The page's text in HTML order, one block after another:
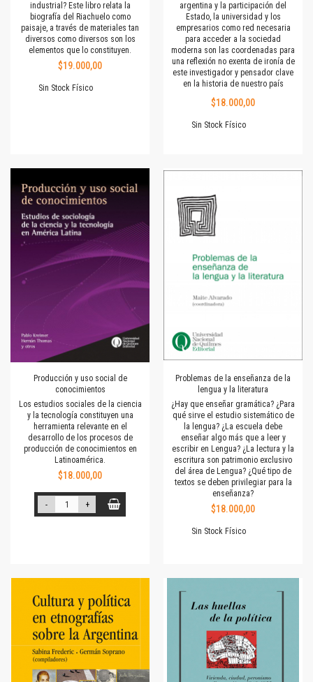
industrial? Este libro relata la
biografía del Riachuelo como
paisaje, a través de materiales tan
diversos como diversos son los
elementos que lo constituyen.
$19.000,00
Sin Stock Físico
argentina y la participación del
Estado, la universidad y los
empresarios como red necesaria
para acceder a la sociedad
moderna son las coordenadas para
una reflexión no exenta de ironía de
este investigador y pensador clave
en la historia de nuestro país
$18.000,00
Sin Stock Físico
Producción y uso social de
conocimientos
Los estudios sociales de la ciencia
y la tecnología constituyen una
herramienta relevante en el
desarrollo de los procesos de
producción de conocimientos en
Latinoamérica.
$18.000,00
- +
Problemas de la enseñanza de la
lengua y la literatura
¿Hay que enseñar gramática? ¿Para
qué sirve el estudio sistemático de
la lengua? ¿La escuela debe
enseñar algo más que a leer y
escribir en Lengua? ¿La lectura y la
escritura son patrimonio exclusivo
del área de Lengua? ¿Qué tipo de
textos se deben privilegiar para la
enseñanza?
$18.000,00
Sin Stock Físico